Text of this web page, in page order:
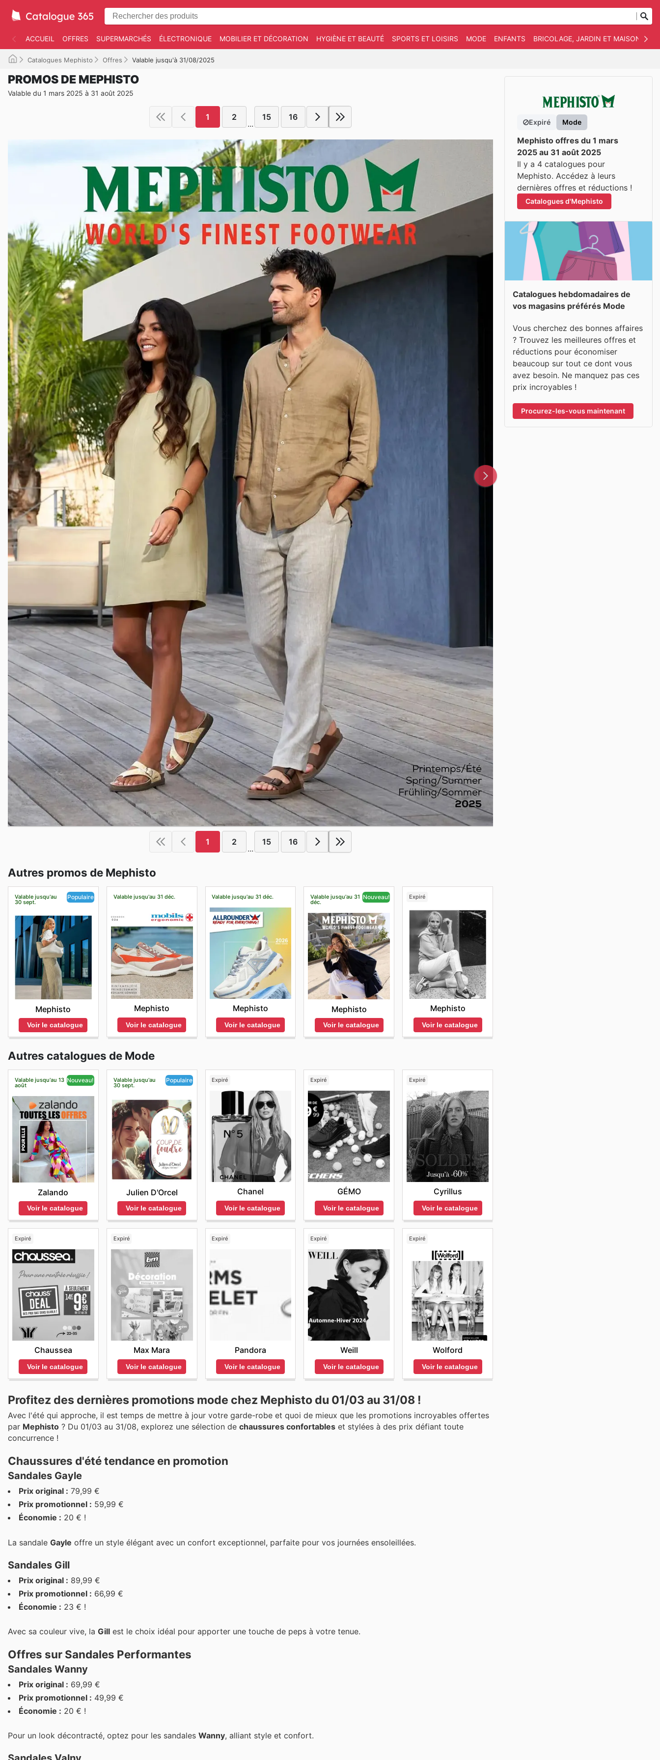
ACCUEIL OFFRES SUPERMARCHÉS ÉLECTRONIQUE MOBILIER ET DÉCORATION HYGIÈNE ET BEAUTÉ SPORTS ET LOISIRS MODE ENFANTS BRICOLAGE, JARDIN ET MAISON
Catalogues Mephisto Offres Valable jusqu'à 31/08/2025
PROMOS DE MEPHISTO
Valable du 1 mars 2025 à 31 août 2025
1 2
...
15 16
1 2
...
15 16
Autres promos de Mephisto
Valable jusqu'au
30 sept.
Populaire
Mephisto
Voir le catalogue
Valable jusqu'au 31 déc.
Mephisto
Voir le catalogue
Valable jusqu'au 31 déc.
Mephisto
Voir le catalogue
Valable jusqu'au 31
déc.
Nouveau!
Mephisto
Voir le catalogue
Expiré
Mephisto
Voir le catalogue
Autres catalogues de Mode
Valable jusqu'au 13
août
Nouveau!
Zalando
Voir le catalogue
Valable jusqu'au
30 sept.
Populaire
Julien D'Orcel
Voir le catalogue
Expiré
Chanel
Voir le catalogue
Expiré
GÉMO
Voir le catalogue
Expiré
Cyrillus
Voir le catalogue
Expiré
Chaussea
Voir le catalogue
Expiré
Max Mara
Voir le catalogue
Expiré
Pandora
Voir le catalogue
Expiré
Weill
Voir le catalogue
Expiré
Wolford
Voir le catalogue
Profitez des dernières promotions mode chez Mephisto du 01/03 au 31/08 !
Avec l'été qui approche, il est temps de mettre à jour votre garde-robe et quoi de mieux que les promotions incroyables offertes
par Mephisto ? Du 01/03 au 31/08, explorez une sélection de chaussures confortables et stylées à des prix défiant toute
concurrence !
Chaussures d'été tendance en promotion
Sandales Gayle
Prix original : 79,99 €
Prix promotionnel : 59,99 €
Économie : 20 € !
La sandale Gayle offre un style élégant avec un confort exceptionnel, parfaite pour vos journées ensoleillées.
Sandales Gill
Prix original : 89,99 €
Prix promotionnel : 66,99 €
Économie : 23 € !
Avec sa couleur vive, la Gill est le choix idéal pour apporter une touche de peps à votre tenue.
Offres sur Sandales Performantes
Sandales Wanny
Prix original : 69,99 €
Prix promotionnel : 49,99 €
Économie : 20 € !
Pour un look décontracté, optez pour les sandales Wanny, alliant style et confort.
Expiré Mode
Mephisto offres du 1 mars
2025 au 31 août 2025
Il y a 4 catalogues pour
Mephisto. Accédez à leurs
dernières offres et réductions !
Catalogues d'Mephisto
Catalogues hebdomadaires de
vos magasins préférés Mode
Vous cherchez des bonnes affaires
? Trouvez les meilleures offres et
réductions pour économiser
beaucoup sur tout ce dont vous
avez besoin. Ne manquez pas ces
prix incroyables !
Procurez-les-vous maintenant